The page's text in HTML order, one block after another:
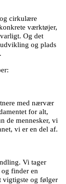
cirkulære
værktøjer,
Og det
og plads
med nærvær
for alt,
de mennesker, vi
vi er en del af.
Vi tager
finder en
vigtigste og følger